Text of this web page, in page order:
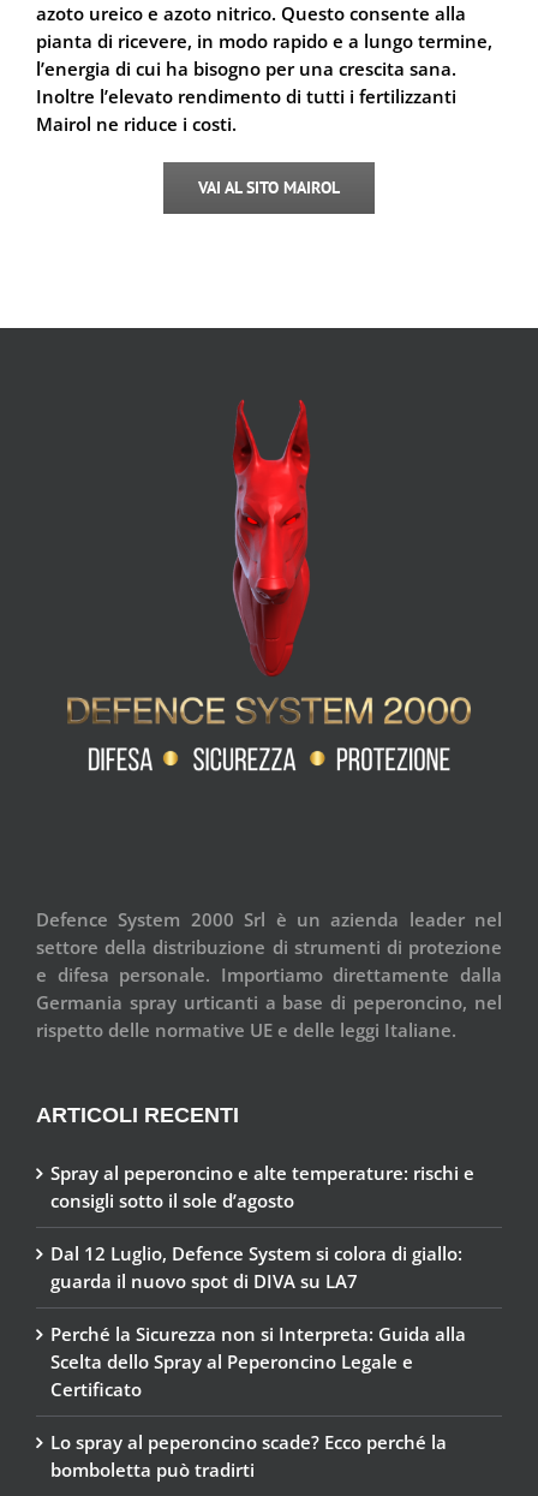
azoto ureico e azoto nitrico. Questo consente alla
pianta di ricevere, in modo rapido e a lungo termine,
l’energia di cui ha bisogno per una crescita sana.
Inoltre l’elevato rendimento di tutti i fertilizzanti
Mairol ne riduce i costi.
VAI AL SITO MAIROL
Defence System 2000 Srl è un azienda leader nel
settore della distribuzione di strumenti di protezione
e difesa personale. Importiamo direttamente dalla
Germania spray urticanti a base di peperoncino, nel
rispetto delle normative UE e delle leggi Italiane.
ARTICOLI RECENTI
Spray al peperoncino e alte temperature: rischi e
consigli sotto il sole d’agosto
Dal 12 Luglio, Defence System si colora di giallo:
guarda il nuovo spot di DIVA su LA7
Perché la Sicurezza non si Interpreta: Guida alla
Scelta dello Spray al Peperoncino Legale e
Certificato
Lo spray al peperoncino scade? Ecco perché la
bomboletta può tradirti